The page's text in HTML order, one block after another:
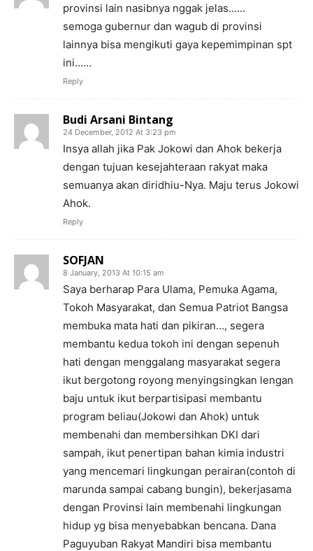
provinsi lain nasibnya nggak jelas……
semoga gubernur dan wagub di provinsi
lainnya bisa mengikuti gaya kepemimpinan spt
ini……
Reply
Budi Arsani Bintang
24 December, 2012 At 3:23 pm
Insya allah jika Pak Jokowi dan Ahok bekerja
dengan tujuan kesejahteraan rakyat maka
semuanya akan diridhiu-Nya. Maju terus Jokowi
Ahok.
Reply
SOFJAN
8 January, 2013 At 10:15 am
Saya berharap Para Ulama, Pemuka Agama,
Tokoh Masyarakat, dan Semua Patriot Bangsa
membuka mata hati dan pikiran…, segera
membantu kedua tokoh ini dengan sepenuh
hati dengan menggalang masyarakat segera
ikut bergotong royong menyingsingkan lengan
baju untuk ikut berpartisipasi membantu
program beliau(Jokowi dan Ahok) untuk
membenahi dan membersihkan DKI dari
sampah, ikut penertipan bahan kimia industri
yang mencemari lingkungan perairan(contoh di
marunda sampai cabang bungin), bekerjasama
dengan Provinsi lain membenahi lingkungan
hidup yg bisa menyebabkan bencana. Dana
Paguyuban Rakyat Mandiri bisa membantu